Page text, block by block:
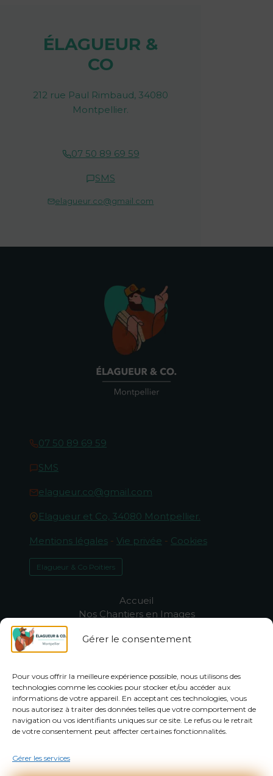
Gérer le consentement
Pour vous offrir la meilleure expérience possible, nous utilisons des
technologies comme les cookies pour stocker et/ou accéder aux
informations de votre appareil. En acceptant ces technologies, vous
nous autorisez à traiter des données telles que votre comportement de
navigation ou vos identifiants uniques sur ce site. Le refus ou le retrait
de votre consentement peut affecter certaines fonctionnalités.
Gérer les services
ÉLAGUEUR &
CO
212 rue Paul Rimbaud, 34080
Montpellier.
07 50 89 69 59
SMS
elagueur.co@gmail.com
07 50 89 69 59
SMS
elagueur.co@gmail.com
Elagueur et Co, 34080 Montpellier.
Mentions légales - Vie privée - Cookies
Elagueur & Co Poitiers
Accueil
Nos Chantiers en Images
-50% sur l’entretien du jardin à
Élagage Montpellier
Entretien jardin Montpellier
Abattage arbres Montpellier